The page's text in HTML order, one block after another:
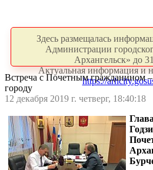
Здесь размещалась
Администрации
Архангельск» до
Актуальная информация и
https://
Встреча с Почетным гражданином
городу
12 декабря 2019 г. четверг, 18:40:18